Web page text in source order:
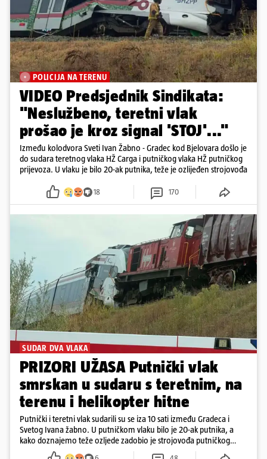
POLICIJA NA TERENU
VIDEO Predsjednik Sindikata:
"Neslužbeno, teretni vlak
prošao je kroz signal 'STOJ'..."
Između kolodvora Sveti Ivan Žabno - Gradec kod Bjelovara došlo je
do sudara teretnog vlaka HŽ Carga i putničkog vlaka HŽ putničkog
prijevoza. U vlaku je bilo 20-ak putnika, teže je ozlijeđen strojovođa
18 170
SUDAR DVA VLAKA
PRIZORI UŽASA Putnički vlak
smrskan u sudaru s teretnim, na
terenu i helikopter hitne
Putnički i teretni vlak sudarili su se iza 10 sati između Gradeca i
Svetog Ivana žabno. U putničkom vlaku bilo je 20-ak putnika, a
kako doznajemo teže ozljede zadobio je strojovođa putničkog
vlaka. Zatvoren je promet, a fotoreporteri Prigorskog objavili su